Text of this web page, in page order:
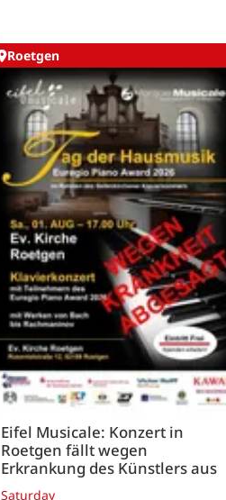
Roetgen
Eifel Musicale: Konzert in
Roetgen fällt wegen
Erkrankung des Künstlers aus
Saturday